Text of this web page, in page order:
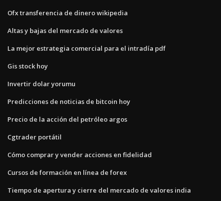
Ofx transferencia de dinero wikipedia
Altas y bajas del mercado de valores
La mejor estrategia comercial para el intradía pdf
Gis stock hoy
Invertir dolar yorumu
Predicciones de noticias de bitcoin hoy
Precio de la acción del petróleo argos
Cgtrader portátil
Cómo comprar y vender acciones en fidelidad
Cursos de formación en línea de forex
Tiempo de apertura y cierre del mercado de valores india